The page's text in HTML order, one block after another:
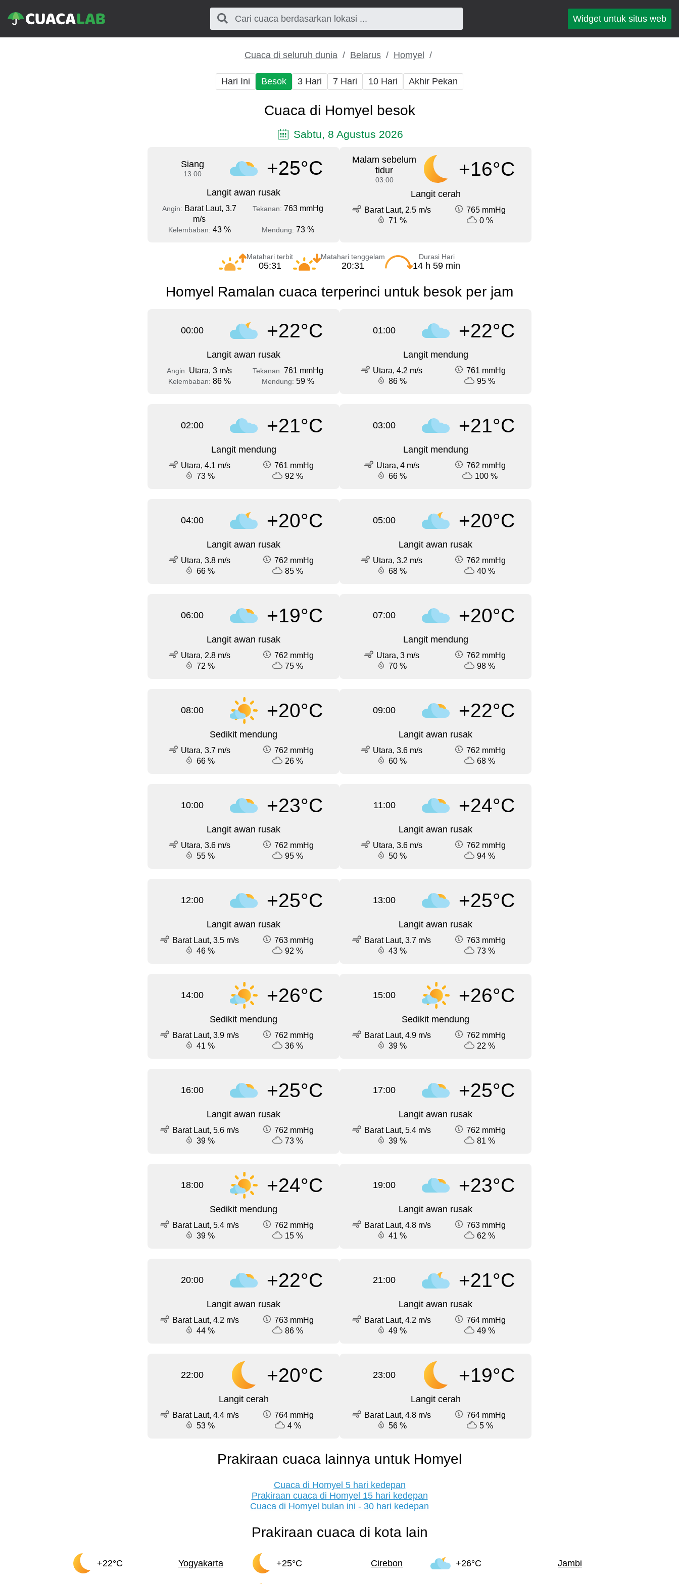
Widget untuk situs web
Cuaca di seluruh dunia Belarus Homyel
Hari Ini Besok 3 Hari 7 Hari 10 Hari Akhir Pekan
Cuaca di Homyel besok
Sabtu, 8 Agustus 2026
Siang
13:00 +25°C
Langit awan rusak
Angin: Barat Laut, 3.7
m/s
Tekanan: 763 mmHg
Kelembaban: 43 % Mendung: 73 %
Malam sebelum
tidur
03:00 +16°C
Langit cerah
Barat Laut, 2.5 m/s
765 mmHg
71 %
0 %
Matahari terbit
05:31
Matahari tenggelam
20:31
Durasi Hari
14 h 59 min
Homyel Ramalan cuaca terperinci untuk besok per jam
00:00 +22°C
Langit awan rusak
Angin: Utara, 3 m/s Tekanan: 761 mmHg
Kelembaban: 86 % Mendung: 59 %
01:00 +22°C
Langit mendung
Utara, 4.2 m/s
761 mmHg
86 %
95 %
02:00 +21°C
Langit mendung
Utara, 4.1 m/s
761 mmHg
73 %
92 %
03:00 +21°C
Langit mendung
Utara, 4 m/s
762 mmHg
66 %
100 %
04:00 +20°C
Langit awan rusak
Utara, 3.8 m/s
762 mmHg
66 %
85 %
05:00 +20°C
Langit awan rusak
Utara, 3.2 m/s
762 mmHg
68 %
40 %
06:00 +19°C
Langit awan rusak
Utara, 2.8 m/s
762 mmHg
72 %
75 %
07:00 +20°C
Langit mendung
Utara, 3 m/s
762 mmHg
70 %
98 %
08:00 +20°C
Sedikit mendung
Utara, 3.7 m/s
762 mmHg
66 %
26 %
09:00 +22°C
Langit awan rusak
Utara, 3.6 m/s
762 mmHg
60 %
68 %
10:00 +23°C
Langit awan rusak
Utara, 3.6 m/s
762 mmHg
55 %
95 %
11:00 +24°C
Langit awan rusak
Utara, 3.6 m/s
762 mmHg
50 %
94 %
12:00 +25°C
Langit awan rusak
Barat Laut, 3.5 m/s
763 mmHg
46 %
92 %
13:00 +25°C
Langit awan rusak
Barat Laut, 3.7 m/s
763 mmHg
43 %
73 %
14:00 +26°C
Sedikit mendung
Barat Laut, 3.9 m/s
762 mmHg
41 %
36 %
15:00 +26°C
Sedikit mendung
Barat Laut, 4.9 m/s
762 mmHg
39 %
22 %
16:00 +25°C
Langit awan rusak
Barat Laut, 5.6 m/s
762 mmHg
39 %
73 %
17:00 +25°C
Langit awan rusak
Barat Laut, 5.4 m/s
762 mmHg
39 %
81 %
18:00 +24°C
Sedikit mendung
Barat Laut, 5.4 m/s
762 mmHg
39 %
15 %
19:00 +23°C
Langit awan rusak
Barat Laut, 4.8 m/s
763 mmHg
41 %
62 %
20:00 +22°C
Langit awan rusak
Barat Laut, 4.2 m/s
763 mmHg
44 %
86 %
21:00 +21°C
Langit awan rusak
Barat Laut, 4.2 m/s
764 mmHg
49 %
49 %
22:00 +20°C
Langit cerah
Barat Laut, 4.4 m/s
764 mmHg
53 %
4 %
23:00 +19°C
Langit cerah
Barat Laut, 4.8 m/s
764 mmHg
56 %
5 %
Prakiraan cuaca lainnya untuk Homyel
Cuaca di Homyel 5 hari kedepan
Prakiraan cuaca di Homyel 15 hari kedepan
Cuaca di Homyel bulan ini - 30 hari kedepan
Prakiraan cuaca di kota lain
+22°C Yogyakarta +25°C Cirebon +26°C Jambi